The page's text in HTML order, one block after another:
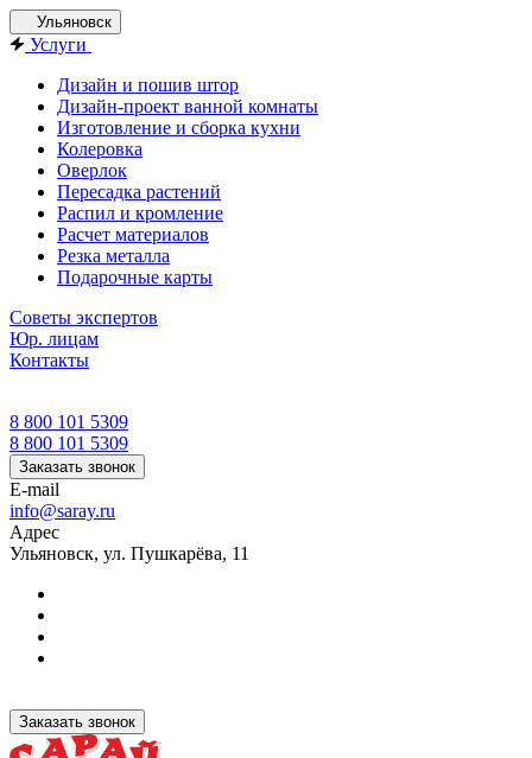
Ульяновск
Услуги
Дизайн и пошив штор
Дизайн-проект ванной комнаты
Изготовление и сборка кухни
Колеровка
Оверлок
Пересадка растений
Распил и кромление
Расчет материалов
Резка металла
Подарочные карты
Советы экспертов
Юр. лицам
Контакты
8 800 101 5309
8 800 101 5309
Заказать звонок
E-mail
info@saray.ru
Адрес
Ульяновск, ул. Пушкарёва, 11
Заказать звонок